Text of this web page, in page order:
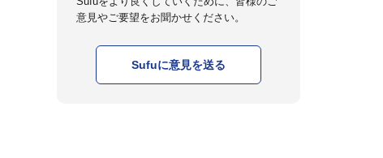
意見やご要望をお聞かせください。
Sufuに意見を送る